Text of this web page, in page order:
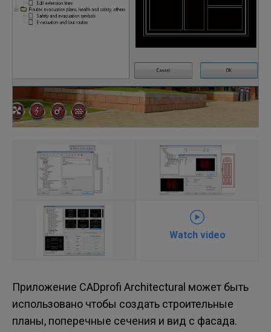
Watch video
Приложение CADprofi Architectural может быть
использовано чтобы создать строительные
планы, поперечные сечения и вид с фасада.